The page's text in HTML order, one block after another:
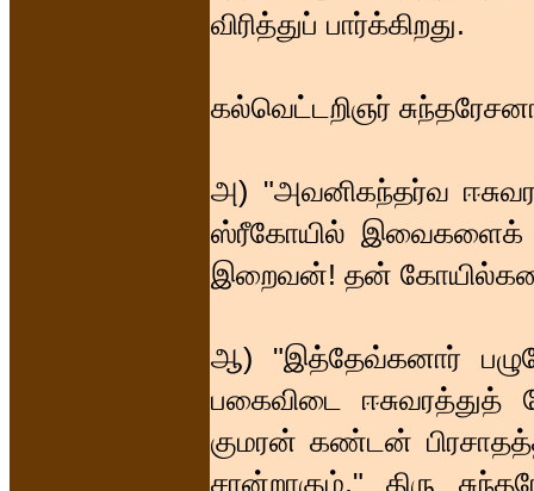
விரித்துப் பார்க்கிறது.
கல்வெட்டறிஞர்
அ) "அவனிகந்தர்வ
ஸ்ரீகோயில் இவைகளைக்
இறைவன்! தன்
ஆ) "இத்தேவ்கனார்
பகைவிடை
குமரன் கண்டன்
சான்றாகும்." திரு